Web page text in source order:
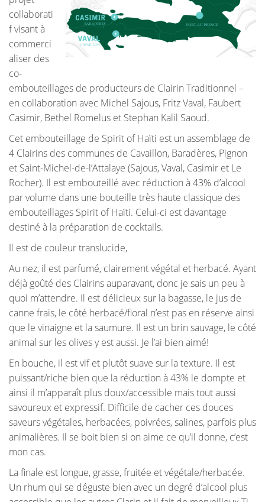
collaborati
f visant à
commerci
aliser des
co-
embouteillages de producteurs de Clairin Traditionnel –
en collaboration avec Michel Sajous, Fritz Vaval, Faubert
Casimir, Bethel Romelus et Stephan Kalil Saoud.
Cet embouteillage de Spirit of Haïti est un assemblage de
4 Clairins des communes de Cavaillon, Baradères, Pignon
et Saint-Michel-de-l’Attalaye (Sajous, Vaval, Casimir et Le
Rocher). Il est embouteillé avec réduction à 43% d’alcool
par volume dans une bouteille très haute classique des
embouteillages Spirit of Haïti. Celui-ci est davantage
destiné à la préparation de cocktails.
Il est de couleur translucide,
Au nez, il est parfumé, clairement végétal et herbacé. Ayant
déjà goûté des Clairins auparavant, donc je sais un peu à
quoi m’attendre. Il est délicieux sur la bagasse, le jus de
canne frais, le côté herbacé/floral n’est pas en réserve ainsi
que le vinaigne et la saumure. Il est un brin sauvage, le côté
animal sur les olives y est aussi. Je l’ai bien aimé!
En bouche, il est vif et plutôt suave sur la texture. Il est
puissant/riche bien que la réduction à 43% le dompte et
ainsi il m’apparaît plus doux/accessible mais tout aussi
savoureux et expressif. Difficile de cacher ces douces
saveurs végétales, herbacées, poivrées, salines, parfois plus
animalières. Il se boit bien si on aime ce qu’il donne, c’est
mon cas.
La finale est longue, grasse, fruitée et végétale/herbacée.
Un rhum qui se déguste bien avec un degré d’alcool plus